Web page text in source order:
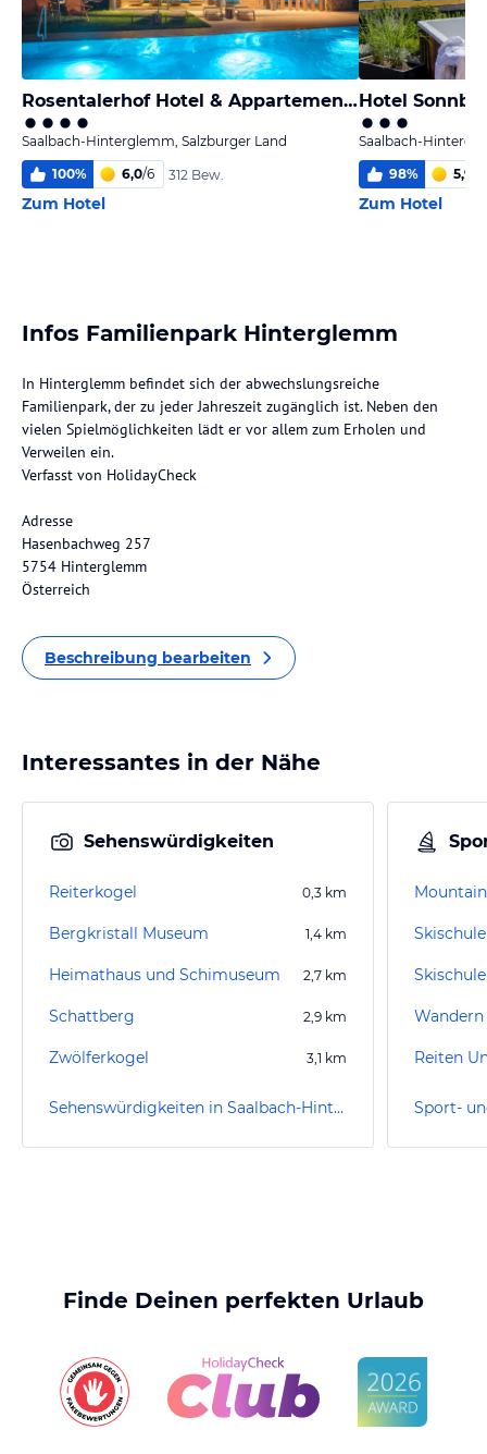
Rosentalerhof Hotel & Appartements
Saalbach-Hinterglemm, Salzburger Land
100% 6,0/6 312 Bew.
Zum Hotel
Hotel
Saalbach-
98% 5,9
Zum Hotel
Infos Familienpark Hinterglemm
In Hinterglemm befindet sich der abwechslungsreiche
Familienpark, der zu jeder Jahreszeit zugänglich ist. Neben den
vielen Spielmöglichkeiten lädt er vor allem zum Erholen und
Verweilen ein.
Verfasst von HolidayCheck
Adresse
Hasenbachweg 257
5754 Hinterglemm
Österreich
Beschreibung bearbeiten
Interessantes in der Nähe
Sehenswürdigkeiten
Reiterkogel 0,3 km
Bergkristall Museum 1,4 km
Heimathaus und Schimuseum 2,7 km
Schattberg 2,9 km
Zwölferkogel 3,1 km
Sehenswürdigkeiten in Saalbach-Hinterglemm
Reiten
Finde Deinen perfekten Urlaub